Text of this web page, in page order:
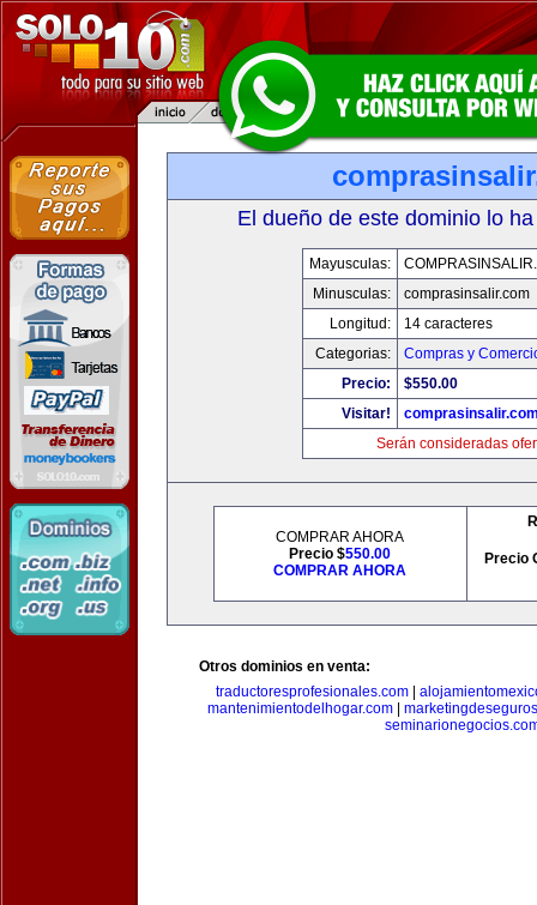
El dueño de este dominio lo
Mayusculas:
Minusculas:
comprasinsalir.com
Longitud:
14 caracteres
Categorias:
Compras y
Precio:
$550.00
Visitar!
Serán consideradas
COMPRAR AHORA
Precio $550.00
COMPRAR AHORA
Precio
Otros dominios en venta:
traductoresprofesionales.com|
mantenimientodelhogar.com|